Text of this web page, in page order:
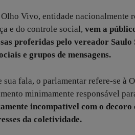
Vivo, entidade nacionalmente
e do controle social, vem a
proferidas pelo vereador Saulo
e grupos de mensagens.
sua fala, o parlamentar refere-se à
minimamente responsável
incompatível com o
da coletividade.